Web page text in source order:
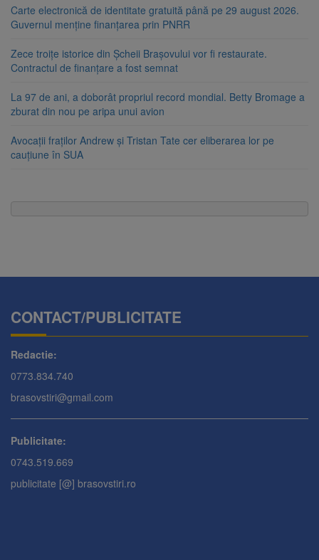
Carte electronică de identitate gratuită până pe 29 august 2026.
Guvernul menține finanțarea prin PNRR
Zece troițe istorice din Șcheii Brașovului vor fi restaurate.
Contractul de finanțare a fost semnat
La 97 de ani, a doborât propriul record mondial. Betty Bromage a
zburat din nou pe aripa unui avion
Avocații fraților Andrew și Tristan Tate cer eliberarea lor pe
cauțiune în SUA
CONTACT/PUBLICITATE
Redactie:
0773.834.740
brasovstiri@gmail.com
Publicitate:
0743.519.669
publicitate [@] brasovstiri.ro